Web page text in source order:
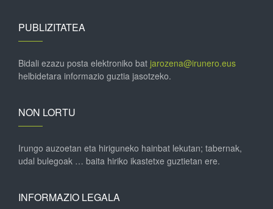
PUBLIZITATEA
Bidali ezazu posta elektroniko bat jarozena@irunero.eus
helbidetara informazio guztia jasotzeko.
NON LORTU
Irungo auzoetan eta hiriguneko hainbat lekutan; tabernak,
udal bulegoak … baita hiriko ikastetxe guztietan ere.
INFORMAZIO LEGALA